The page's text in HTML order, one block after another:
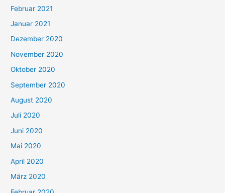
Februar 2021
Januar 2021
Dezember 2020
November 2020
Oktober 2020
September 2020
August 2020
Juli 2020
Juni 2020
Mai 2020
April 2020
März 2020